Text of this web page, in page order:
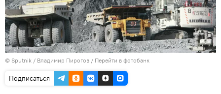
© Sputnik / Владимир Пирогов / Перейти в фотобанк
Подписаться